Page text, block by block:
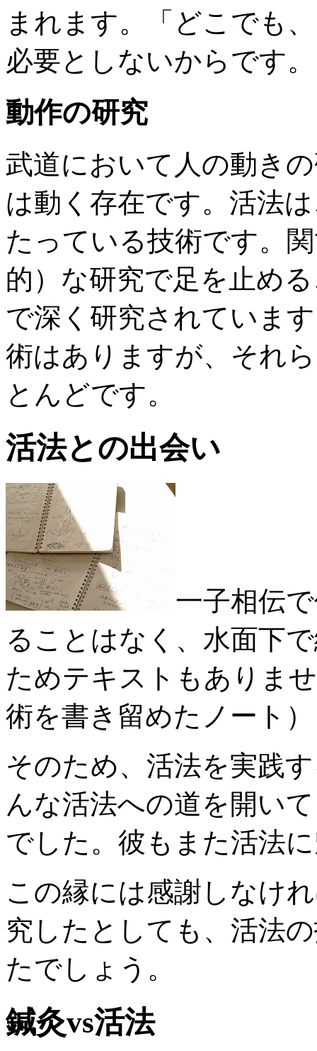
まれます。「どこでも
必要としないからです。
動作の研究
武道において人の動き
は動く存在です。活法
たっている技術です。
的）な研究で足を止め
で深く研究されていま
術はありますが、それ
とんどです。
活法との出会い
一子相伝
ることはなく、水面下
ためテキストもありま
術を書き留めたノート）
そのため、活法を実践
んな活法への道を開い
でした。彼もまた活法
この縁には感謝しなけ
究したとしても、活法
たでしょう。
鍼灸vs活法